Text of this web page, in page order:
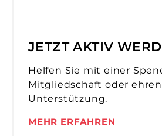
JETZT AKTIV
Helfen Sie mit einer
Mitgliedschaft oder
Unterstützung.
MEHR ERFAHREN